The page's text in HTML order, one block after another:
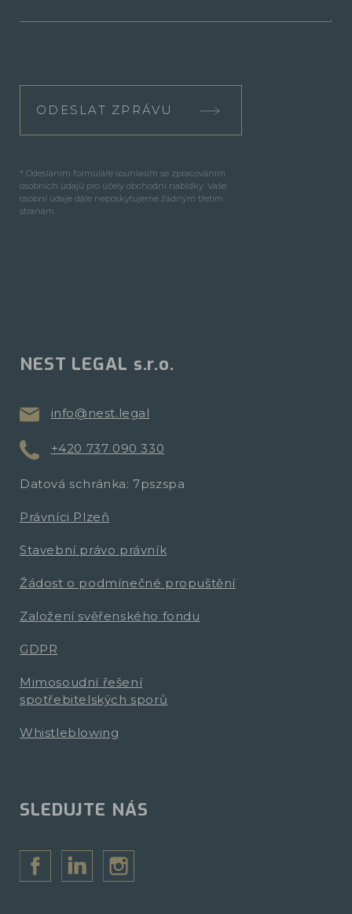
ODESLAT ZPRÁVU
* Odesláním formuláře souhlasím se zpracováním
osobních údajů pro účely obchodní nabídky. Vaše
osobní údaje dále neposkytujeme žádným třetím
stranám.
NEST LEGAL s.r.o.
info@nest.legal
+420 737 090 330
Datová schránka: 7pszspa
Právníci Plzeň
Stavební právo právník
Žádost o podmínečné propuštění
Založení svěřenského fondu
GDPR
Mimosoudní řešení
spotřebitelských sporů
Whistleblowing
SLEDUJTE NÁS